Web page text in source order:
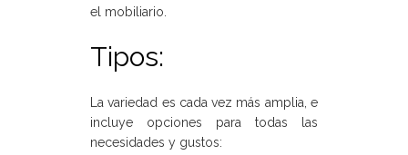
el mobiliario.
Tipos:
La variedad es cada vez más amplia, e
incluye opciones para todas las
necesidades y gustos: